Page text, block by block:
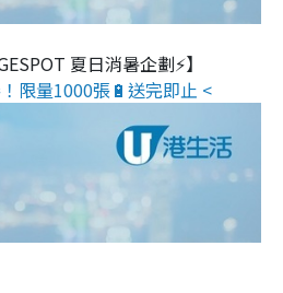
夏日消暑企劃⚡】
限量1000張🔋送完即止 <